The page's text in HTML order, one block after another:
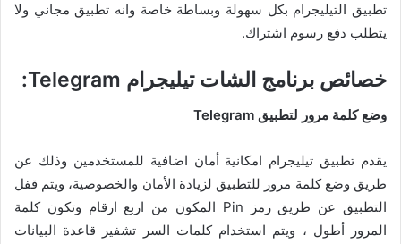
تطبيق التيليجرام بكل سهولة وبساطة خاصة وانه تطبيق مجاني ولا
يتطلب دفع رسوم اشتراك.
خصائص برنامج الشات تيليجرام Telegram:
وضع كلمة مرور لتطبيق Telegram
يقدم تطبيق تيليجرام امكانية أمان اضافية للمستخدمين وذلك عن
طريق وضع كلمة مرور للتطبيق لزيادة الأمان والخصوصية، ويتم قفل
التطبيق عن طريق رمز Pin المكون من اربع ارقام وتكون كلمة
المرور أطول ، ويتم استخدام كلمات السر تشفير قاعدة البيانات